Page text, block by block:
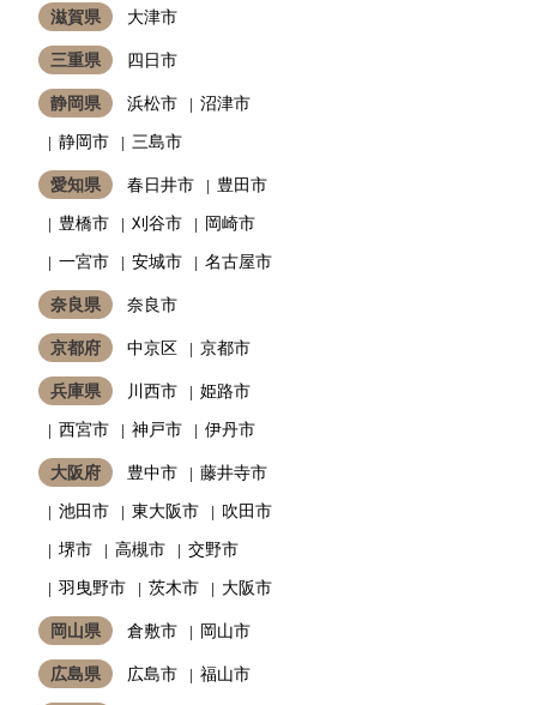
滋賀県 大津市
三重県 四日市
静岡県 浜松市
沼津市
静岡市
三島市
愛知県 春日井市
豊田市
豊橋市
刈谷市
岡崎市
一宮市
安城市 名古屋市
奈良県 奈良市
京都府 中京区 京都市
兵庫県 川西市
姫路市
西宮市
神戸市 伊丹市
大阪府 豊中市
藤井寺市
池田市
東大阪市
吹田市
堺市
高槻市
交野市
羽曳野市
茨木市 大阪市
岡山県 倉敷市 岡山市
広島県 広島市 福山市